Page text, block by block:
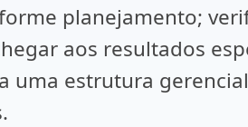
planejamento;
aos resultados
uma estrutura